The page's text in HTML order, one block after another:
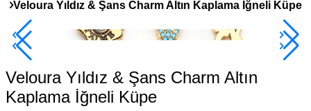
Veloura Yıldız & Şans Charm Altın Kaplama İğneli Küpe
Yeni Ürün
Veloura Yıldız & Şans Charm Altın
Kaplama İğneli Küpe